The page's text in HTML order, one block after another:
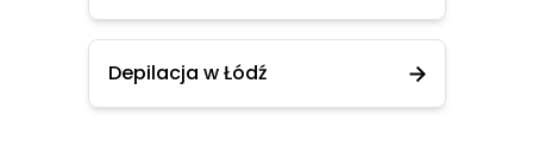
Depilacja w Łódź